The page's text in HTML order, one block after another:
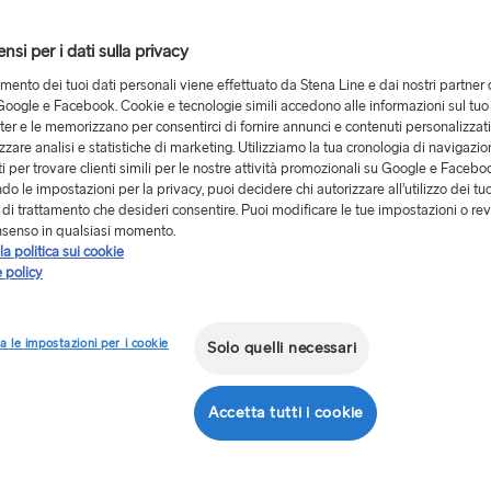
chilometri a nord-est
in auto, tramite la
offerte a bordo, ma
Free Shop portuali
offerte speciali ed
Duty Free e lasciare che
Duty Free Shop
per i dati sulla privacy
dei tuoi dati personali viene effettuato da Stena Line e dai nostri partner
e Facebook. Cookie e tecnologie simili accedono alle informazioni sul tuo
e le memorizzano per consentirci di fornire annunci e contenuti
analisi e statistiche di marketing. Utilizziamo la tua cronologia di
per trovare clienti simili per le nostre attività promozionali su Google e
le impostazioni per la privacy, puoi decidere chi autorizzare all’utilizzo dei
trattamento che desideri consentire. Puoi modificare le tue impostazioni o
in qualsiasi momento.
politica sui cookie
policy
le impostazioni per i cookie Solo quelli necessari
Accetta tutti i cookie